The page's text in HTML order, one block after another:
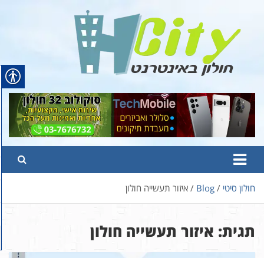
content
Hcity – חולון באינטרנט
פורטל החדשות והמידע של חולון
חולון סיטי Blog איזור תעשייה חולון
תגית: איזור תעשייה חולון